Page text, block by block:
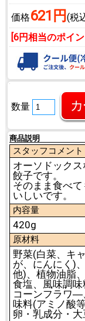
価格621円 (税
[6円相当のポイ
数量
商品説明
スタッフコメント
オーソドック
餃子です。
そのまま食べ
いしいです。
内容量
420g
原材料
野菜(白菜、キ
が、にんにく)
他)、植物油脂
食塩、風味調味
コーンフラワ―
味料(アミノ酸
卵・乳成分・